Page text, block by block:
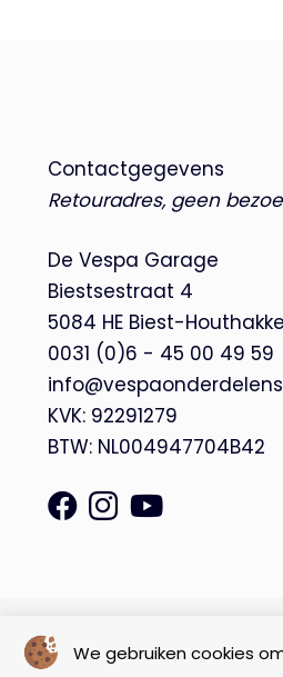
We gebruiken cookies
Contactgegevens
Retouradres, geen
De Vespa Garage
Biestsestraat 4
5084 HE Biest-
0031 (0)6 - 45 00 49 59
KVK: 92291279
BTW: NL004947704B42
© Copyright 2026 – De Vespa